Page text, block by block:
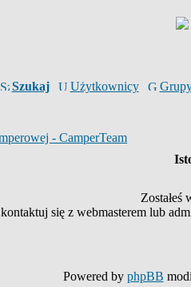
Szukaj Użytkownicy
- CamperTeam
Zostałeś
się z webmasterem lub
Powered by phpBB